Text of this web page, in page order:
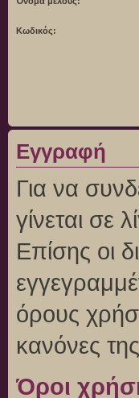
Κωδικός:
Εγγραφή
Για να
γίνεται σε
Επίσης οι
όρους
κανόνες
Όροι